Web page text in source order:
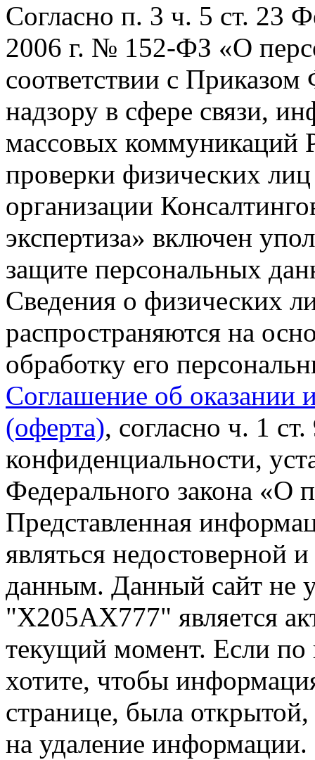
Согласно п. 3 ч. 5 ст. 23
2006 г. № 152-ФЗ «О
соответствии с
надзору в сфере связи,
массовых коммуникаций
проверки физических
организации
экспертиза» включен
защите персональных
Сведения о физических
распространяются на
обработку его
Соглашение об оказании
(оферта), согласно ч. 1
конфиденциальности,
Федерального закона «О
Представленная
являться недостоверной
данным. Данный сайт не
"Х205АХ777" является
текущий момент. Если
хотите, чтобы
странице, была открытой,
на удаление информации.